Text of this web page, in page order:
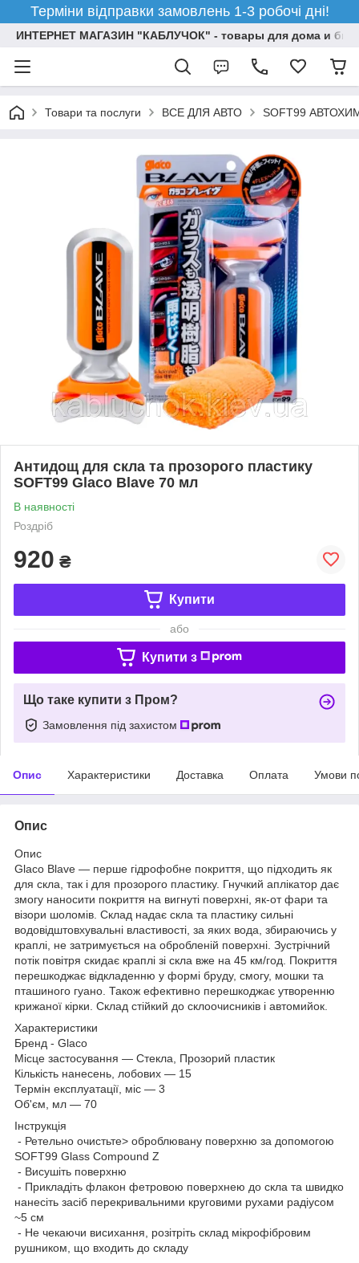
Терміни відправки замовлень 1-3 робочі дні!
ИНТЕРНЕТ МАГАЗИН "КАБЛУЧОК" - товары для дома и
Товари та послуги ВСЕ ДЛЯ АВТО SOFT99
Антидощ для скла та прозорого пластику
SOFT99 Glaco Blave 70 мл
В наявності
Роздріб
920 ₴
Купити
або
Купити з
Що таке купити з Пром?
Замовлення під захистом
Опис Характеристики Доставка Оплата Умови
Опис
Опис
Glaco Blave — перше гідрофобне покриття, що підходить як
для скла, так і для прозорого пластику. Гнучкий аплікатор дає
змогу наносити покриття на вигнуті поверхні, як-от фари та
візори шоломів. Склад надає скла та пластику сильні
водовідштовхувальні властивості, за яких вода, збираючись у
краплі, не затримується на обробленій поверхні. Зустрічний
потік повітря скидає краплі зі скла вже на 45 км/год. Покриття
перешкоджає відкладенню у формі бруду, смогу, мошки та
пташиного гуано. Також ефективно перешкоджає утворенню
крижаної кірки. Склад стійкий до склоочисників і автомийок.
Характеристики
Бренд - Glaco
Місце застосування — Стекла, Прозорий пластик
Кількість нанесень, лобових — 15
Термін експлуатації, міс — 3
Об'єм, мл — 70
Інструкція
- Ретельно очистьте> оброблювану поверхню за допомогою
SOFT99 Glass Compound Z
- Висушіть поверхню
- Прикладіть флакон фетровою поверхнею до скла та швидко
нанесіть засіб перекривальними круговими рухами радіусом
~5 см
- Не чекаючи висихання, розітріть склад мікрофібровим
рушником, що входить до складу